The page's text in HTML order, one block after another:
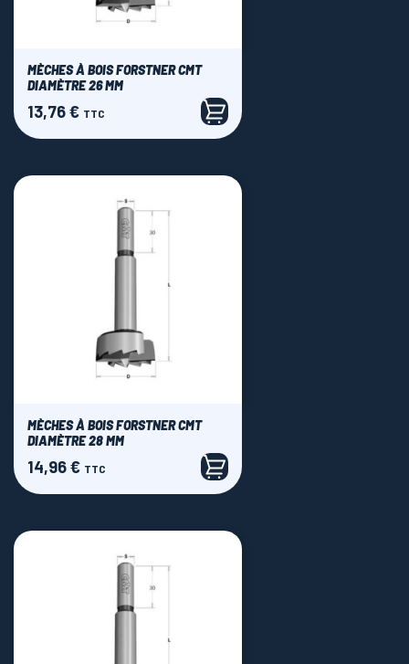
MÈCHES À BOIS FORSTNER CMT
DIAMÈTRE 26 MM
Prix
13,76 € TTC
MÈCHES À BOIS FORSTNER CMT
DIAMÈTRE 28 MM
Prix
14,96 € TTC